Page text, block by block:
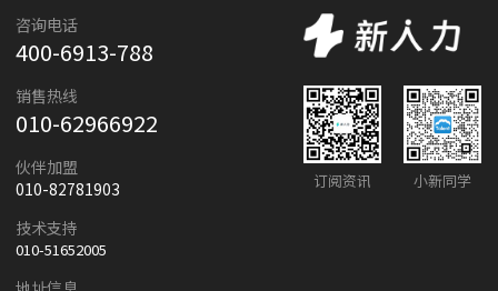
咨询电话
400-6913-788
销售热线
010-62966922
伙伴加盟
010-82781903
技术支持
010-51652005
订阅资讯 小新同学